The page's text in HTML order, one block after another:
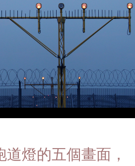
道燈的五個畫面，